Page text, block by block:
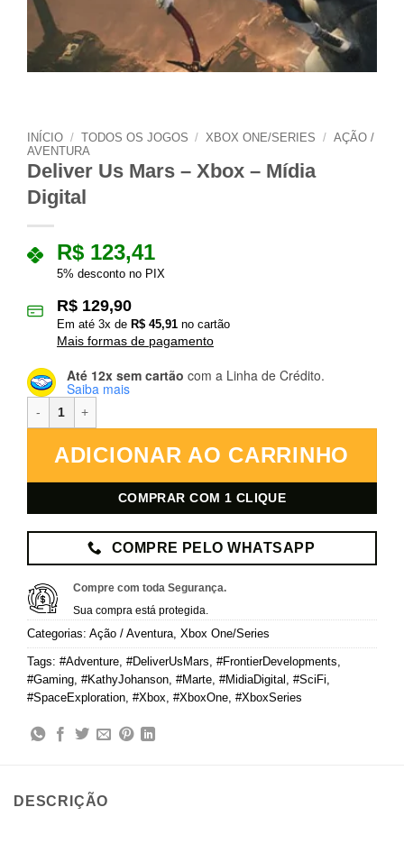
INÍCIO / TODOS OS JOGOS / XBOX ONE/SERIES / AÇÃO /
AVENTURA
Deliver Us Mars – Xbox – Mídia
Digital
R$ 123,41
5% desconto no PIX
R$ 129,90
Em até 3x de R$ 45,91 no cartão
Mais formas de pagamento
Até 12x sem cartão com a Linha de Crédito.
Saiba mais
ADICIONAR AO CARRINHO
COMPRAR COM 1 CLIQUE
COMPRE PELO WHATSAPP
Compre com toda Segurança.
Sua compra está protegida.
Categorias: Ação / Aventura Xbox One/Series
Tags: #Adventure #DeliverUsMars #FrontierDevelopments
#Gaming #KathyJohanson #Marte #MidiaDigital #SciFi
#SpaceExploration #Xbox #XboxOne #XboxSeries
DESCRIÇÃO